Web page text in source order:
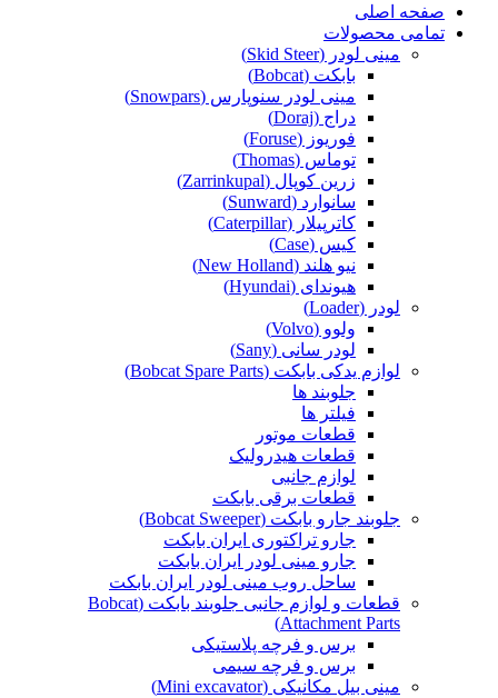
صفحه اصلی
تمامی محصولات
مینی لودر (Skid Steer)
بابکت (Bobcat)
مینی لودر سنوپارس (Snowpars)
دراج (Doraj)
فوریوز (Foruse)
توماس (Thomas)
زرین کوپال (Zarrinkupal)
سانوارد (Sunward)
کاترپیلار (Caterpillar)
کیس (Case)
نیو هلند (New Holland)
هیوندای (Hyundai)
لودر (Loader)
ولوو (Volvo)
لودر سانی (Sany)
لوازم یدکی بابکت (Bobcat Spare Parts)
جلوبند ها
فیلتر ها
قطعات موتور
قطعات هیدرولیک
لوازم جانبی
قطعات برقی بابکت
جلوبند جارو بابکت (Bobcat Sweeper)
جارو تراکتوری ایران بابکت
جارو مینی لودر ایران بابکت
ساحل روب مینی لودر ایران بابکت
قطعات و لوازم جانبی جلوبند بابکت (Bobcat
Attachment Parts)
برس و فرچه پلاستیکی
برس و فرچه سیمی
مینی بیل مکانیکی (Mini excavator)